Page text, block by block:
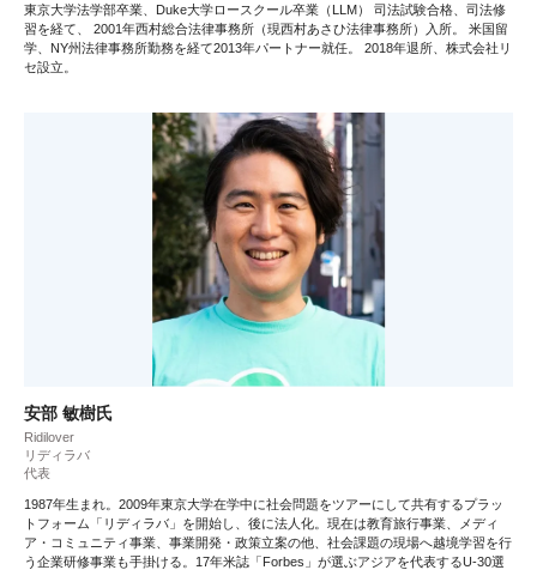
東京大学法学部卒業、Duke大学ロースクール卒業（LLM） 司法試験合格、司法修
習を経て、 2001年西村総合法律事務所（現西村あさひ法律事務所）入所。 米国留
学、NY州法律事務所勤務を経て2013年パートナー就任。 2018年退所、株式会社リ
セ設立。
安部 敏樹氏
Ridilover
リディラバ
代表
1987年生まれ。2009年東京大学在学中に社会問題をツアーにして共有するプラッ
トフォーム「リディラバ」を開始し、後に法人化。現在は教育旅行事業、メディ
ア・コミュニティ事業、事業開発・政策立案の他、社会課題の現場へ越境学習を行
う企業研修事業も手掛ける。17年米誌「Forbes」が選ぶアジアを代表するU-30選